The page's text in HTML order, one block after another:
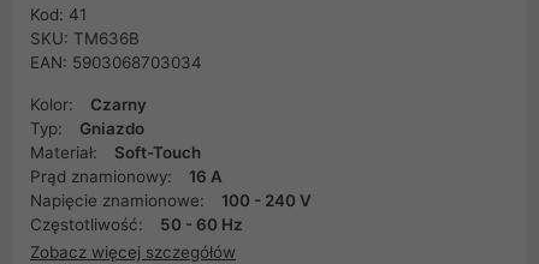
Kod: 41
SKU: TM636B
EAN: 5903068703034
Kolor:
Czarny
Typ:
Gniazdo
Materiał:
Soft-Touch
Prąd znamionowy:
16 A
Napięcie znamionowe:
100 - 240 V
Częstotliwość:
50 - 60 Hz
Zobacz więcej szczegółów